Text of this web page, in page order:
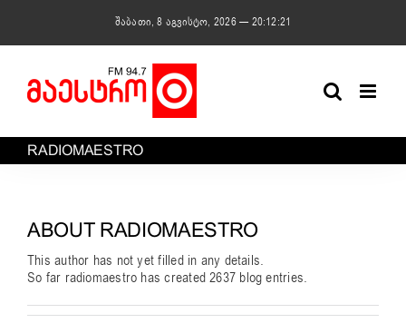
content
შაბათი, 8 აგვისტო, 2026 — 20:12:22
RADIOMAESTRO
ABOUT RADIOMAESTRO
This author has not yet filled in any details.
So far radiomaestro has created 2637 blog entries.